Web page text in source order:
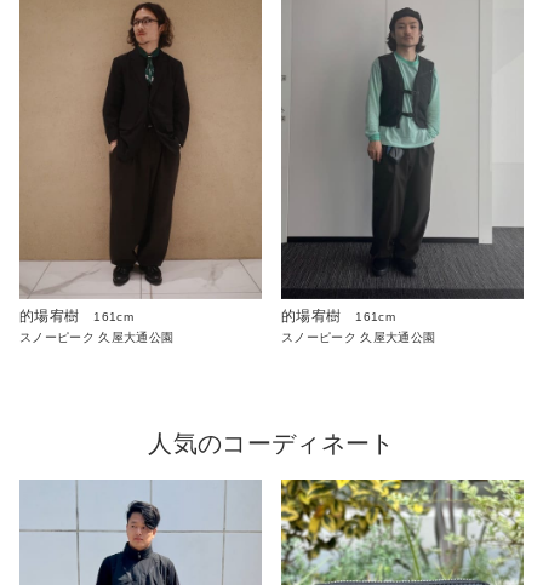
的場宥樹
161cm
スノーピーク 久屋大通公園
的場宥樹
161cm
スノーピーク 久屋大通公園
人気のコーディネート